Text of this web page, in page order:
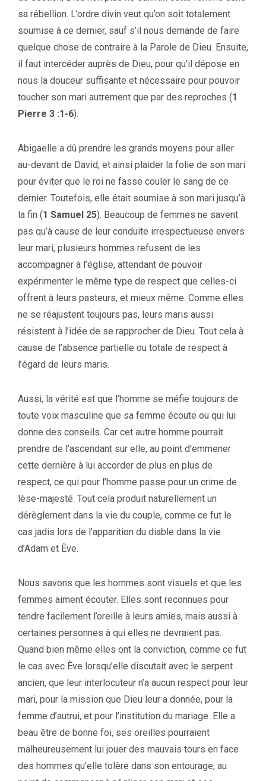
sa rébellion. L’ordre divin veut qu’on soit totalement
soumise à ce dernier, sauf s’il nous demande de faire
quelque chose de contraire à la Parole de Dieu. Ensuite,
il faut intercéder auprès de Dieu, pour qu’il dépose en
nous la douceur suffisante et nécessaire pour pouvoir
toucher son mari autrement que par des reproches (1
Pierre 3 :1-6).
Abigaelle a dû prendre les grands moyens pour aller
au-devant de David, et ainsi plaider la folie de son mari
pour éviter que le roi ne fasse couler le sang de ce
dernier. Toutefois, elle était soumise à son mari jusqu’à
la fin (1 Samuel 25). Beaucoup de femmes ne savent
pas qu’à cause de leur conduite irrespectueuse envers
leur mari, plusieurs hommes refusent de les
accompagner à l’église, attendant de pouvoir
expérimenter le même type de respect que celles-ci
offrent à leurs pasteurs, et mieux même. Comme elles
ne se réajustent toujours pas, leurs maris aussi
résistent à l’idée de se rapprocher de Dieu. Tout cela à
cause de l’absence partielle ou totale de respect à
l’égard de leurs maris.
Aussi, la vérité est que l’homme se méfie toujours de
toute voix masculine que sa femme écoute ou qui lui
donne des conseils. Car cet autre homme pourrait
prendre de l’ascendant sur elle, au point d’emmener
cette dernière à lui accorder de plus en plus de
respect, ce qui pour l’homme passe pour un crime de
lèse-majesté. Tout cela produit naturellement un
dérèglement dans la vie du couple, comme ce fut le
cas jadis lors de l’apparition du diable dans la vie
d’Adam et Ève.
Nous savons que les hommes sont visuels et que les
femmes aiment écouter. Elles sont reconnues pour
tendre facilement l’oreille à leurs amies, mais aussi à
certaines personnes à qui elles ne devraient pas.
Quand bien même elles ont la conviction, comme ce fut
le cas avec Ève lorsqu’elle discutait avec le serpent
ancien, que leur interlocuteur n’a aucun respect pour leur
mari, pour la mission que Dieu leur a donnée, pour la
femme d’autrui, et pour l’institution du mariage. Elle a
beau être de bonne foi, ses oreilles pourraient
malheureusement lui jouer des mauvais tours en face
des hommes qu’elle tolère dans son entourage, au